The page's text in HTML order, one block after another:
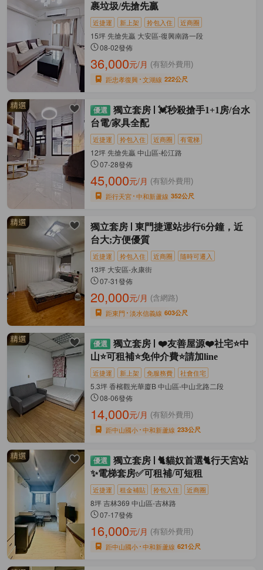
裹垃圾/先搶先贏
近捷運 新上架 拎包入住 近商圈
15坪 先搶先贏 大安區-復興南路一段
08-02發佈
36,000元/月 (有額外費用)
距忠孝復興 文湖線 222公尺
獨立套房
💓秒殺搶手1+1房/台水
台電/家具全配
近捷運 拎包入住 近商圈 有電梯
12坪 先搶先贏 中山區-松江路
07-28發佈
45,000元/月 (有額外費用)
距行天宮 中和新蘆線 352公尺
獨立套房
東門捷運站步行6分鐘，近
台大;方便優質
近捷運 拎包入住 近商圈 隨時可遷入
13坪 大安區-永康街
07-31發佈
20,000元/月 (含網路)
距東門 淡水信義線 603公尺
獨立套房
❤️友善屋源❤️社宅⭐中
山⭐可租補⭐免仲介費⭐請加line
近捷運 新上架 免服務費 社會住宅
5.3坪 香檳觀光華廈B 中山區-中山北路二段
08-06發佈
14,000元/月 (有額外費用)
距中山國小 中和新蘆線 233公尺
獨立套房
🐈貓奴首選🐈行天宮站
✨電梯套房✅可租補/可短租
近捷運 租金補貼 拎包入住 近商圈
8坪 吉林369 中山區-吉林路
07-17發佈
16,000元/月 (有額外費用)
距中山國小 中和新蘆線 621公尺